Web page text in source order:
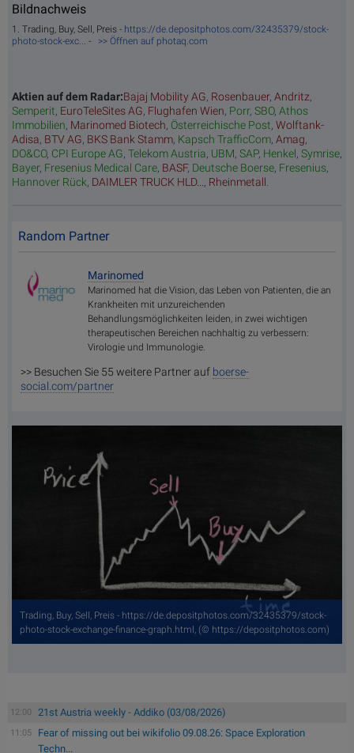
Bildnachweis
1. Trading, Buy, Sell, Preis - https://de.depositphotos.com/32435379/stock-
photo-stock-exc... - >> Öffnen auf photaq.com
Aktien auf dem Radar:Bajaj Mobility AG, Rosenbauer, Andritz,
Semperit, EuroTeleSites AG, Flughafen Wien, Porr, SBO, Athos
Immobilien, Marinomed Biotech, Österreichische Post, Wolftank-
Adisa, BTV AG, BKS Bank Stamm, Kapsch TrafficCom, Amag,
DO&CO, CPI Europe AG, Telekom Austria, UBM, SAP, Henkel, Symrise,
Bayer, Fresenius Medical Care, BASF, Deutsche Boerse, Fresenius,
Hannover Rück, DAIMLER TRUCK HLD... , Rheinmetall
Random Partner
Marinomed
Marinomed hat die Vision, das Leben von Patienten, die an
Krankheiten mit unzureichenden
Behandlungsmöglichkeiten leiden, in zwei wichtigen
therapeutischen Bereichen nachhaltig zu verbessern:
Virologie und Immunologie.
>> Besuchen Sie 55 weitere Partner auf boerse-
social.com/partner
Trading, Buy, Sell, Preis - https://de.depositphotos.com/32435379/stock-
photo-stock-exchange-finance-graph.html, (© https://depositphotos.com)
12:00 21st Austria weekly - Addiko (03/08/2026)
11:05
Fear of missing out bei wikifolio 09.08.26: Space Exploration
Techn...